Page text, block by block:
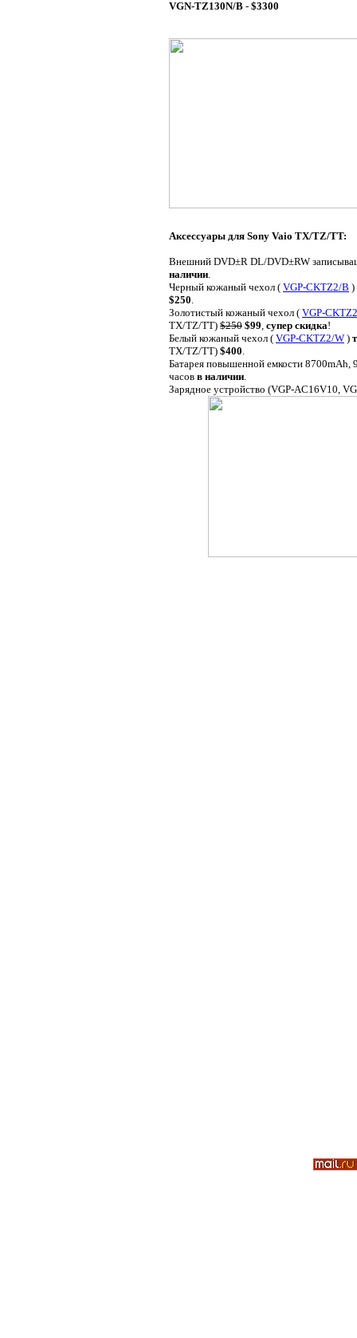
VGN-TZ130N/B - $3300
Аксессуары для Sony Vaio TX/TZ/TT:
Внешний DVD±R DL/DVD±RW
наличии.
Черный кожаный чехол ( VGP-CKTZ2/B )
$250.
Золотистый кожаный чехол ( VGP-
TX/TZ/TT) $250 $99, супер скидка!
Белый кожаный чехол ( VGP-CKTZ2/W )
TX/TZ/TT) $400.
Батарея повышенной емкости 8700mAh,
часов в наличии.
Зарядное устройство (VGP-AC16V10,